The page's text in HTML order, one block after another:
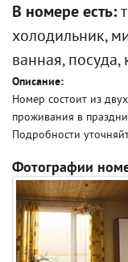
В номере есть:
холодильник,
ванная,
Описание:
Номер состоит из
проживания в
Подробности
Фотографии